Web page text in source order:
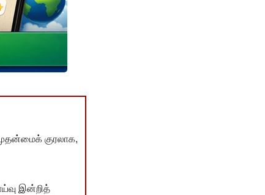
குரலாக,
இன்றித்